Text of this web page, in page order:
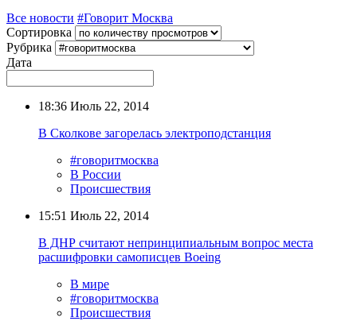
Все новости #Говорит Москва
Сортировка
Рубрика
Дата
18:36 Июль 22, 2014
В Сколкове загорелась электроподстанция
#говоритмосква
В России
Происшествия
15:51 Июль 22, 2014
В ДНР считают непринципиальным вопрос места
расшифровки самописцев Boeing
В мире
#говоритмосква
Происшествия